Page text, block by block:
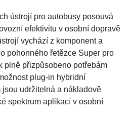
ústrojí pro autobusy posouvá
efektivitu v osobní dopravě
vychází z komponent a
pohonného řetězce Super pro
plně přizpůsobeno potřebám
plug-in hybridní
udržitelná a nákladově
spektrum aplikací v osobní